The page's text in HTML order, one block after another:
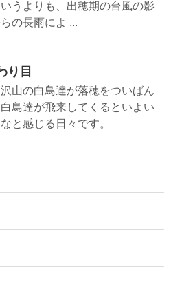
うよりも、出穂期の台風の影
の長雨によ ...
り目
山の白鳥達が落穂をついばん
鳥達が飛来してくるといよい
と感じる日々です。